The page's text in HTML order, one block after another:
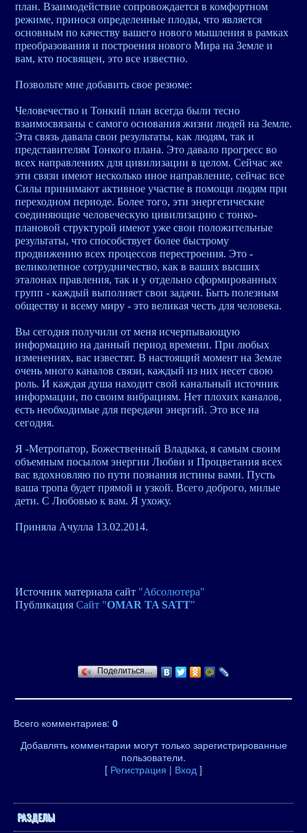
план. Взаимодействие сопровождается в комфортном
режиме, принося определенные плоды, что является
основным по качеству вашего нового мышления в рамках
преобразования и построения нового Мира на Земле и
вам, кто посвящен, это все известно.
Позвольте мне добавить свое резюме:
Человечество и Тонкий план всегда были тесно
взаимосвязаны с самого основания жизни людей на Земле.
Эта связь давала свои результаты, как людям, так и
представителям Тонкого плана. Это давало прогресс во
всех направлениях для цивилизации в целом. Сейчас же
эти связи имеют несколько иное направление, сейчас все
Силы принимают активное участие в помощи людям при
переходном периоде. Более того, эти энергетические
соединяющие человеческую цивилизацию с тонко-
плановой структурой имеют уже свои положительные
результаты, что способствует более быстрому
продвижению всех процессов перестроения. Это -
великолепное сотрудничество, как в ваших высших
эталонах правления, так и у отдельно сформированных
групп - каждый выполняет свои задачи. Быть полезным
обществу и всему миру - это великая честь для человека.
Вы сегодня получили от меня исчерпывающую
информацию на данный период времени. При любых
изменениях, вас известят. В настоящий момент на Земле
очень много каналов связи, каждый из них несет свою
роль. И каждая душа находит свой канальный источник
информации, по своим вибрациям. Нет плохих каналов,
есть необходимые для передачи энергий. Это все на
сегодня.
Я -Метропатор, Божественный Владыка, я самым своим
объемным посылом энергии Любви и Процветания всех
вас вдохновляю по пути познания истины вами. Пусть
ваша тропа будет прямой и узкой. Всего доброго, милые
дети. С Любовью к вам. Я ухожу.
Приняла Ачулла 13.02.2014.
Источник материала сайт "Абсолютера"
Публикация Сайт "OMAR TA SATT"
Поделиться…
Всего комментариев: 0
Добавлять комментарии могут только зарегистрированные
пользователи.
[ Регистрация | Вход ]
РАЗДЕЛЫ